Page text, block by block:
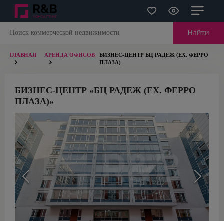
Найти
ГЛАВНАЯ АРЕНДА ОФИСОВ
БИЗНЕС-ЦЕНТР БЦ РАДЕЖ (ЕХ. ФЕРРО
ПЛАЗА)
БИЗНЕС-ЦЕНТР «БЦ РАДЕЖ (ЕХ. ФЕРРО
ПЛАЗА)»